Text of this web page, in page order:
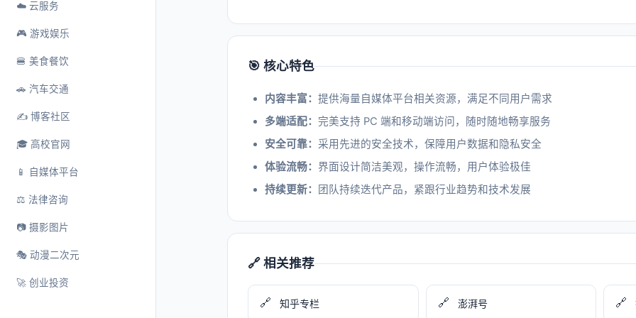
☁️ 云服务
🎮 游戏娱乐
🍔 美食餐饮
🚗 汽车交通
✍️ 博客社区
🎓 高校官网
📱 自媒体平台
⚖️ 法律咨询
📷 摄影图片
🎭 动漫二次元
🚀 创业投资
🎯 核心特色
内容丰富： 提供海量自媒体平台相关资源，满足不同用户需求
多端适配： 完美支持 PC 端和移动端访问，随时随地畅享服务
安全可靠： 采用先进的安全技术，保障用户数据和隐私安全
体验流畅： 界面设计简洁美观，操作流畅，用户体验极佳
持续更新：
团队持续迭代产品，紧跟行业趋势和技术发展
🔗 相关推荐
🔗 知乎专栏 🔗 澎湃号 🔗